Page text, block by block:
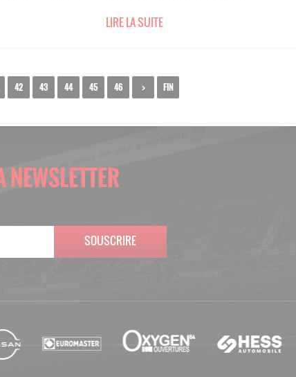
LIRE LA SUITE
42 43 44 45 46 > FIN
NEWSLETTER
SOUSCRIRE